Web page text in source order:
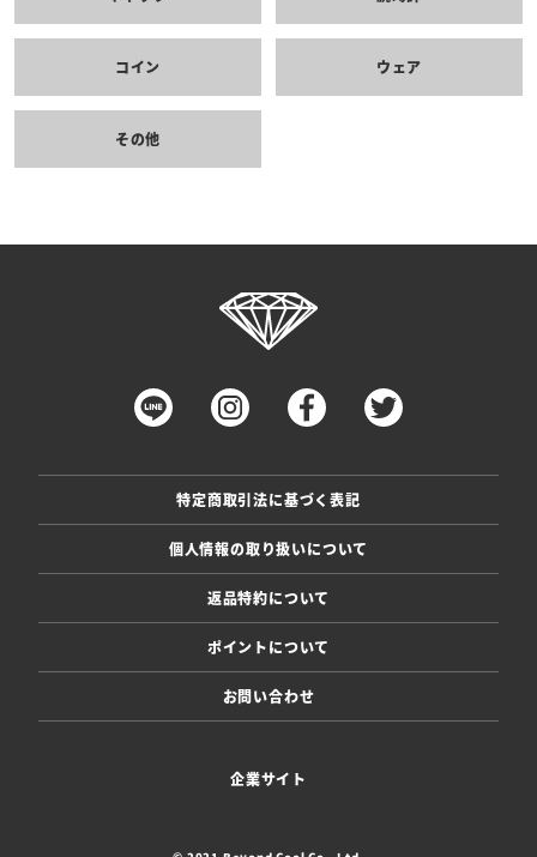
コイン ウェア
その他
特定商取引法に基づく表記
個人情報の取り扱いについて
返品特約について
ポイントについて
お問い合わせ
企業サイト